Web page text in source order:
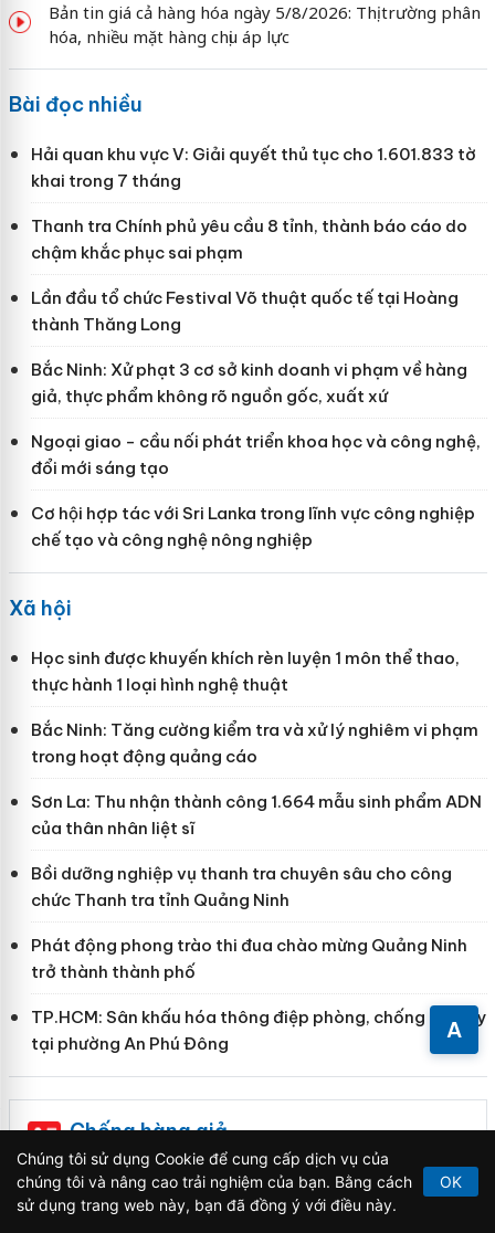
A
Bản tin giá cả hàng hóa ngày 5/8/2026: Thị trường phân
hóa, nhiều mặt hàng chịu áp lực
Bài đọc nhiều
Hải quan khu vực V: Giải quyết thủ tục cho 1.601.833 tờ
khai trong 7 tháng
Thanh tra Chính phủ yêu cầu 8 tỉnh, thành báo cáo do
chậm khắc phục sai phạm
Lần đầu tổ chức Festival Võ thuật quốc tế tại Hoàng
thành Thăng Long
Bắc Ninh: Xử phạt 3 cơ sở kinh doanh vi phạm về hàng
giả, thực phẩm không rõ nguồn gốc, xuất xứ
Ngoại giao - cầu nối phát triển khoa học và công nghệ,
đổi mới sáng tạo
Cơ hội hợp tác với Sri Lanka trong lĩnh vực công nghiệp
chế tạo và công nghệ nông nghiệp
Xã hội
Học sinh được khuyến khích rèn luyện 1 môn thể thao,
thực hành 1 loại hình nghệ thuật
Bắc Ninh: Tăng cường kiểm tra và xử lý nghiêm vi phạm
trong hoạt động quảng cáo
Sơn La: Thu nhận thành công 1.664 mẫu sinh phẩm ADN
của thân nhân liệt sĩ
Bồi dưỡng nghiệp vụ thanh tra chuyên sâu cho công
chức Thanh tra tỉnh Quảng Ninh
Phát động phong trào thi đua chào mừng Quảng Ninh
trở thành thành phố
TP.HCM: Sân khấu hóa thông điệp phòng, chống ma túy
tại phường An Phú Đông
Chống hàng giả
Khẩn trương xác minh, xử lý sản phẩm
Slimaura Care x3 sử dụng giấy phép
Chúng tôi sử dụng Cookie để cung cấp dịch vụ của
chúng tôi và nâng cao trải nghiệm của bạn. Bằng cách
sử dụng trang web này, bạn đã đồng ý với điều này.
OK